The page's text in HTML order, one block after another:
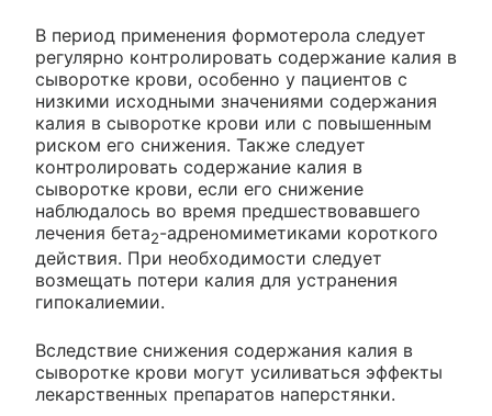
В период применения формотерола следует
регулярно контролировать содержание калия в
сыворотке крови, особенно у пациентов с
низкими исходными значениями содержания
калия в сыворотке крови или с повышенным
риском его снижения. Также следует
контролировать содержание калия в
сыворотке крови, если его снижение
наблюдалось во время предшествовавшего
лечения бета2-адреномиметиками короткого
действия. При необходимости следует
возмещать потери калия для устранения
гипокалиемии.
Вследствие снижения содержания калия в
сыворотке крови могут усиливаться эффекты
лекарственных препаратов наперстянки.